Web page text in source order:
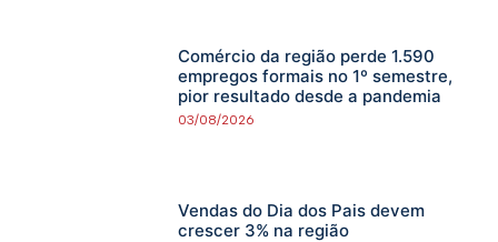
Comércio da região perde 1.590
empregos formais no 1º semestre,
pior resultado desde a pandemia
03/08/2026
Vendas do Dia dos Pais devem
crescer 3% na região